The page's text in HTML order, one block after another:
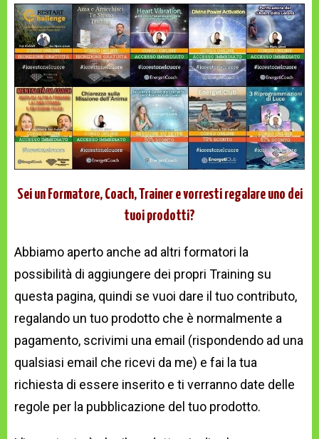
Sei un Formatore, Coach, Trainer e vorresti regalare uno dei
tuoi prodotti?
Abbiamo aperto anche ad altri formatori la
possibilità di aggiungere dei propri Training su
questa pagina, quindi se vuoi dare il tuo contributo,
regalando un tuo prodotto che è normalmente a
pagamento, scrivimi una email (rispondendo ad una
qualsiasi email che ricevi da me) e fai la tua
richiesta di essere inserito e ti verranno date delle
regole per la pubblicazione del tuo prodotto.